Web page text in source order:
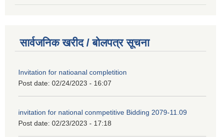
सार्वजनिक खरीद / बोलपत्र सूचना
Invitation for natioanal completition
Post date: 02/24/2023 - 16:07
invitation for national conmpetitive Bidding 2079-11.09
Post date: 02/23/2023 - 17:18